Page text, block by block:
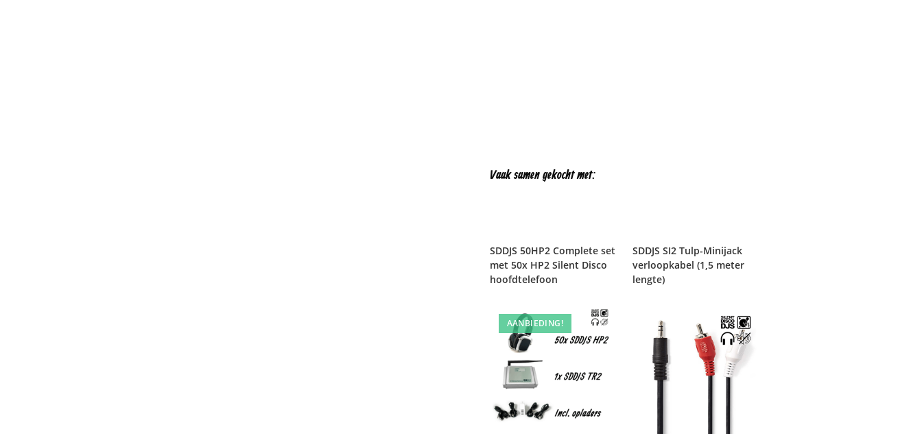
Vaak samen gekocht met:
SDDJS 50HP2 Complete set
met 50x HP2 Silent Disco
hoofdtelefoon
AANBIEDING!
SDDJS SI2 Tulp-Minijack
verloopkabel (1,5 meter
lengte)